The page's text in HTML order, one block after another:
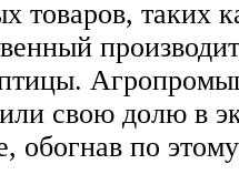
товаров, таких
свою долю в
обогнав по